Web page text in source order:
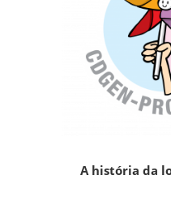
A história da